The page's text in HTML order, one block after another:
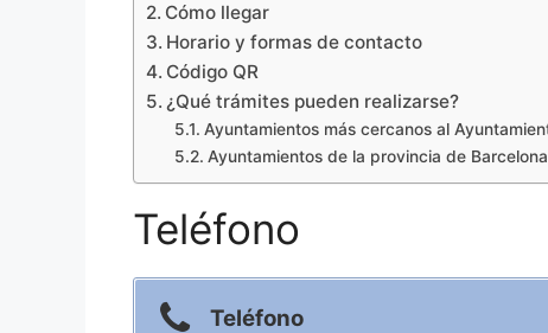
Cómo llegar
Horario y formas de contacto
Código QR
¿Qué trámites pueden realizarse?
Ayuntamientos más cercanos al
Ayuntamientos de la provincia de Barcelona
Teléfono
Teléfono